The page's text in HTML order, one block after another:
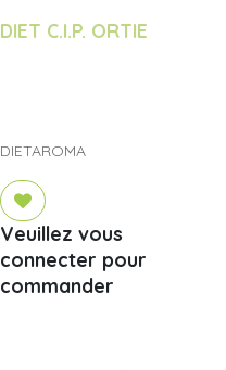
DIET C.I.P. ORTIE
DIETAROMA
Veuillez vous
connecter pour
commander